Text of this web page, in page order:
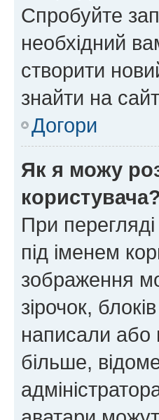
Спробуйте
необхідний
створити
знайти на
Догори
Як я можу
користувача?
При
під іменем
зображення
зірочок,
написали або
більше,